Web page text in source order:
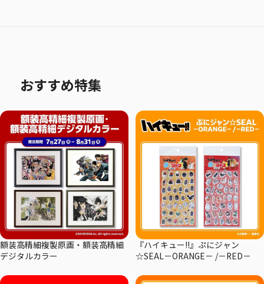
おすすめ特集
額装高精細複製原画・額装高精細
デジタルカラー
『ハイキュー!!』ぷにジャン
☆SEAL－ORANGE－ /－RED－